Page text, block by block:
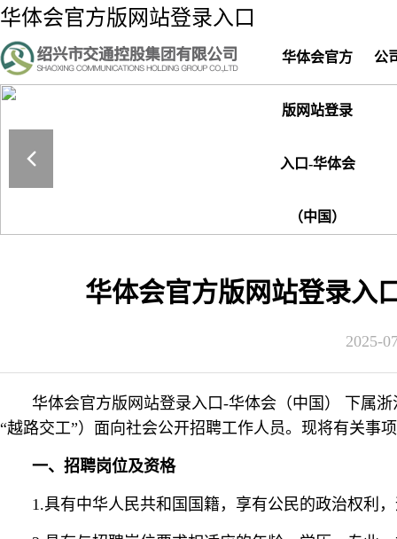
华体会官方版网站登录入口
华体会官方
版网站登录
入口-华体会
（中国）
公
华体会官方版网站登录入
2025-
华体会官方版网站登录入口-华体会（中国） 下属
“越路交工”）面向社会公开招聘工作人员。现将有关事
一、招聘岗位及资格
1.具有中华人民共和国国籍，享有公民的政治权利